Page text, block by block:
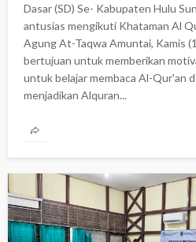
Dasar (SD) Se- Kabupaten Hulu
antusias mengikuti Khataman Al
Agung At-Taqwa Amuntai, Kamis
bertujuan untuk memberikan
untuk belajar membaca Al-Qur'an
menjadikan Alquran...